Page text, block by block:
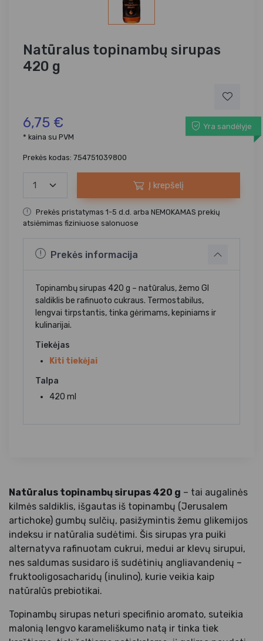
Natūralus topinambų sirupas
420 g
6,75 €
Yra sandėlyje
* kaina su PVM
Prekės kodas: 754751039800
Į krepšelį
Prekės pristatymas 1-5 d.d. arba NEMOKAMAS prekių
atsiėmimas fiziniuose salonuose
Prekės informacija
Topinambų sirupas 420 g – natūralus, žemo GI
saldiklis be rafinuoto cukraus. Termostabilus,
lengvai tirpstantis, tinka gėrimams, kepiniams ir
kulinarijai.
Tiekėjas
Kiti tiekėjai
Talpa
420 ml
Natūralus topinambų sirupas 420 g – tai augalinės
kilmės saldiklis, išgautas iš topinambų (Jerusalem
artichoke) gumbų sulčių, pasižymintis žemu glikemijos
indeksu ir natūralia sudėtimi. Šis sirupas yra puiki
alternatyva rafinuotam cukrui, medui ar klevų sirupui,
nes saldumas susidaro iš sudėtinių angliavandenių –
fruktooligosacharidų (inulino), kurie veikia kaip
natūralūs prebiotikai.
Topinambų sirupas neturi specifinio aromato, suteikia
malonią lengvo karameliškumo natą ir tinka tiek